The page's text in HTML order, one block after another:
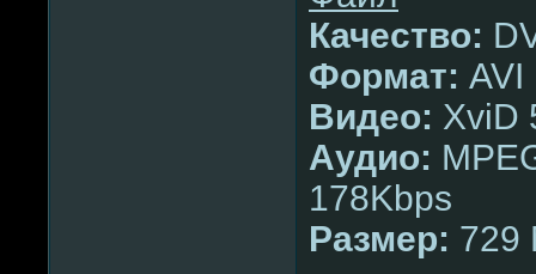
Качество:
Формат: AVI
Видео: XviD
Аудио:
178Kbps
Размер: 729